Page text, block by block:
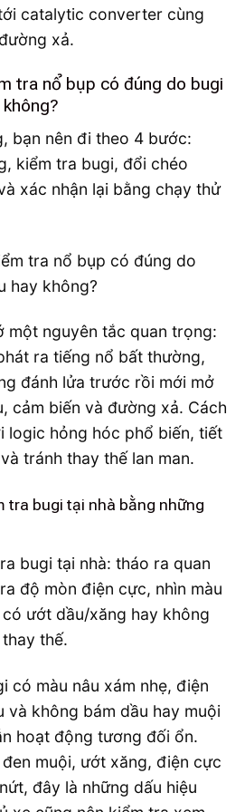
catalytic converter cùng
xả.
tra nổ bụp có đúng do bugi
bạn nên đi theo 4 bước:
kiểm tra bugi, đổi chéo
xác nhận lại bằng chạy thử
một nguyên tắc quan trọng:
ra tiếng nổ bất thường,
đánh lửa trước rồi mới mở
cảm biến và đường xả. Cách
logic hỏng hóc phổ biến, tiết
tránh thay thế lan man.
tra bugi tại nhà bằng những
bugi tại nhà: tháo ra quan
độ mòn điện cực, nhìn màu
ướt dầu/xăng hay không
thế.
có màu nâu xám nhẹ, điện
và không bám dầu hay muội
hoạt động tương đối ổn.
muội, ướt xăng, điện cực
đây là những dấu hiệu